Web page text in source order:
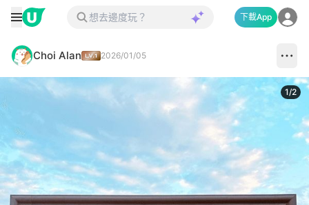
下載App
Choi Alan 2026/01/05
1/2